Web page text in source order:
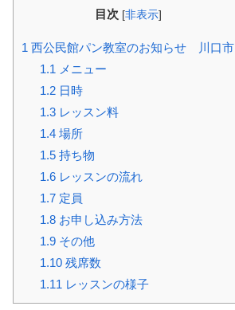
目次 [非表示]
1 西公民館パン教室のお知らせ 川口市
1.1メニュー
1.2日時
1.3レッスン料
1.4場所
1.5持ち物
1.6レッスンの流れ
1.7定員
1.8お申し込み方法
1.9その他
1.10残席数
1.11レッスンの様子